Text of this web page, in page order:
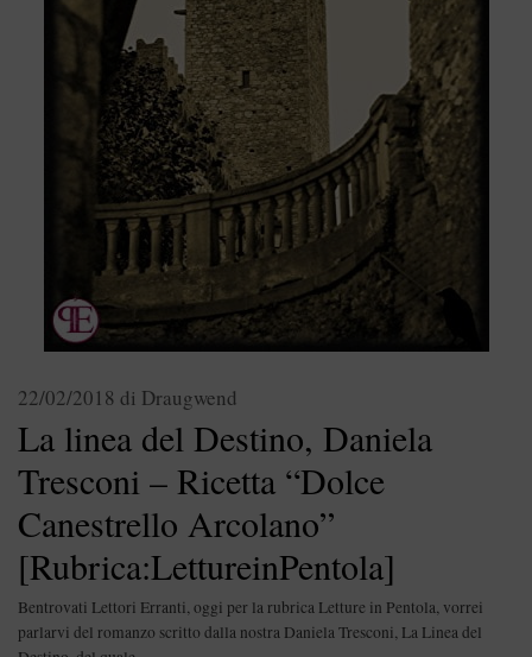
La linea del Destino, Daniela
Tresconi – Ricetta “Dolce
Canestrello Arcolano”
[Rubrica:LettureinPentola]
22/02/2018 di Draugwend
Bentrovati Lettori Erranti, oggi per la rubrica Letture in Pentola, vorrei
parlarvi del romanzo scritto dalla nostra Daniela Tresconi, La Linea del